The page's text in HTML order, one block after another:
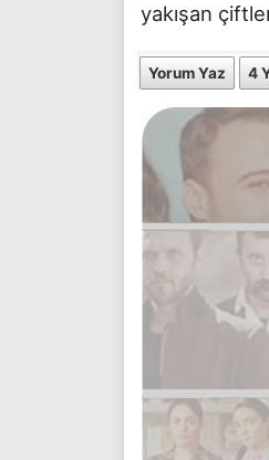
yakışan
Yorum Yaz 4